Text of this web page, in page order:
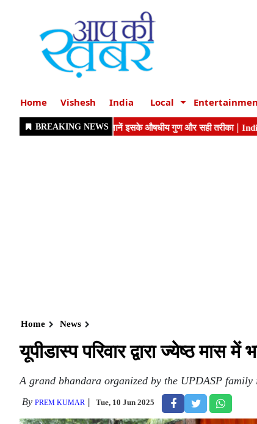
Home Vishesh India Local
Home News
यूपीडास्प परिवार द्वारा ज्येष्ठ मास
A grand bhandara organized by the UPDASP family
By PREM KUMAR Tue, 10 Jun 2025